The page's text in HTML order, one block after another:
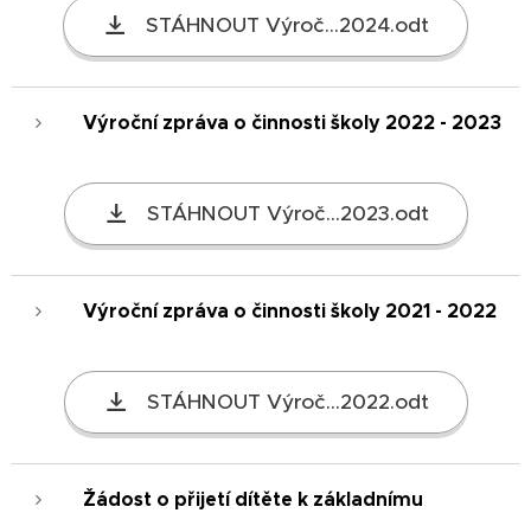
STÁHNOUT Výroč...2024.odt
Výroční zpráva o činnosti školy 2022 - 2023
STÁHNOUT Výroč...2023.odt
Výroční zpráva o činnosti školy 2021 - 2022
STÁHNOUT Výroč...2022.odt
Žádost o přijetí dítěte k základnímu